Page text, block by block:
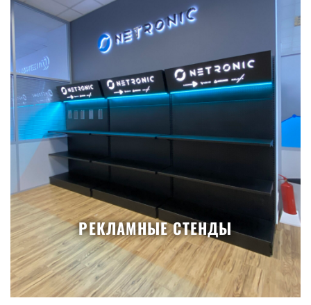
РЕКЛАМНЫЕ СТЕНДЫ